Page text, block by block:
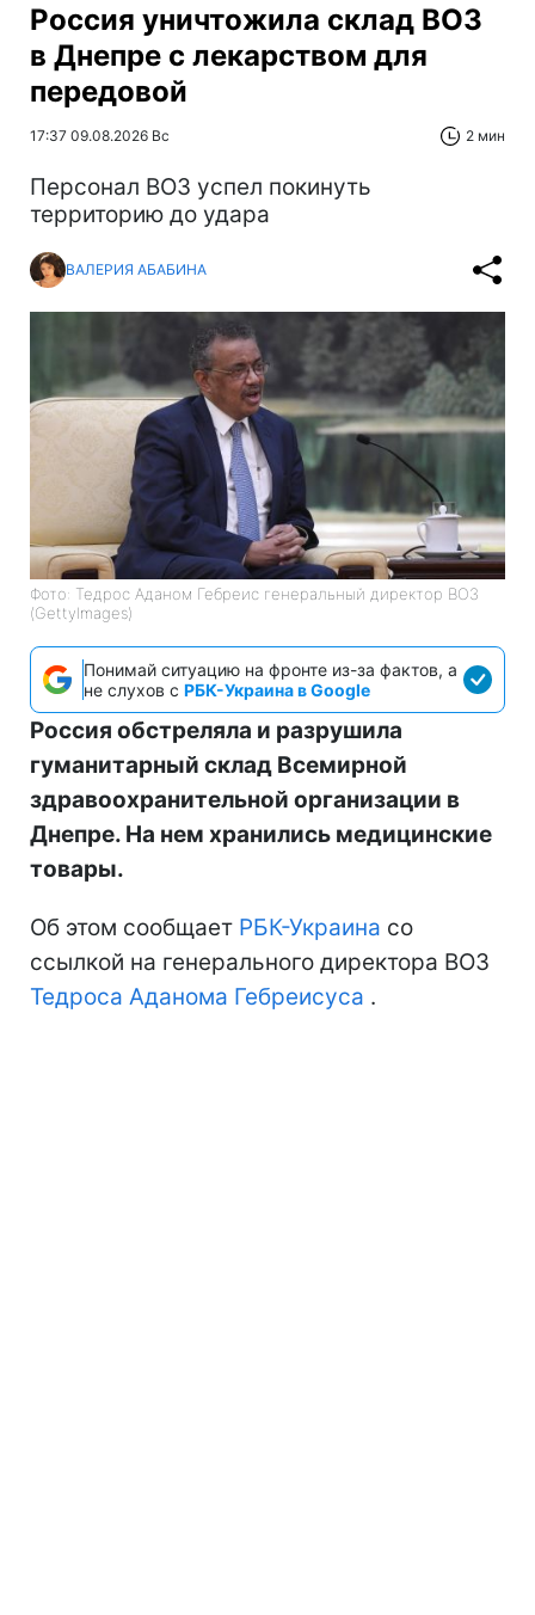
Россия уничтожила склад ВОЗ
в Днепре с лекарством для
передовой
17:37 09.08.2026 Вс 2 мин
Персонал ВОЗ успел покинуть
территорию до удара
ВАЛЕРИЯ АБАБИНА
Фото: Тедрос Аданом Гебреис генеральный директор ВОЗ
(GettyImages)
Понимай ситуацию на фронте из-за фактов, а
не слухов с РБК-Украина в Google
Россия обстреляла и разрушила
гуманитарный склад Всемирной
здравоохранительной организации в
Днепре. На нем хранились медицинские
товары.
Об этом сообщает РБК-Украина со
ссылкой на генерального директора ВОЗ
Тедроса Аданома Гебреисуса .